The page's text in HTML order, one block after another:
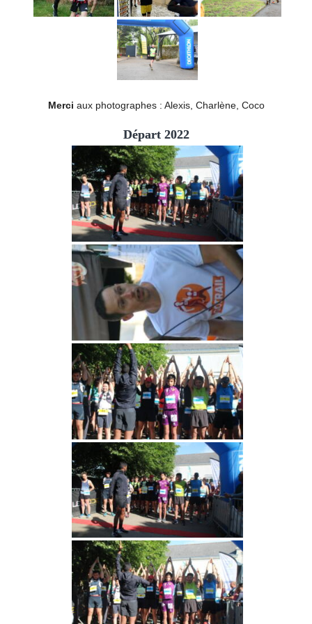
Merci aux photographes : Alexis, Charlène, Coco
Départ 2022